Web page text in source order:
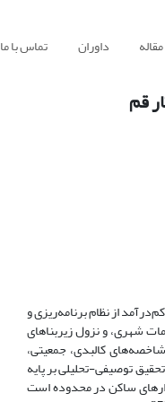
داوران تماس با ما
قم
از نظام برنامه‌ریزی و
شهری، و نزول زیربناهای
کالبدی، جمعیتی،
توصیفی-تحلیلی بر پایه
ساکن در محدوده است